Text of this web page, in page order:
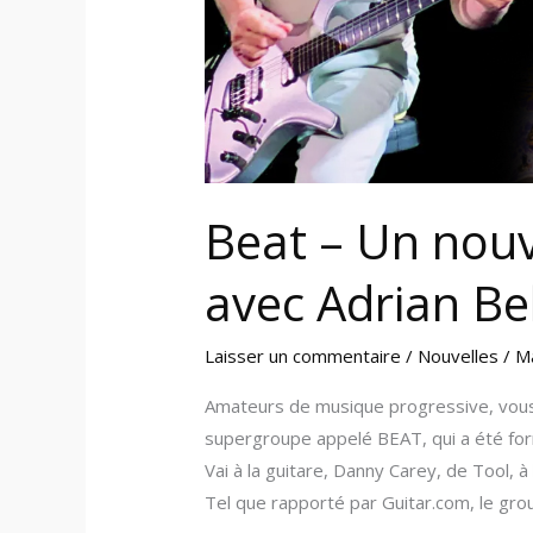
Beat – Un
avec Adrian
Laisser un commentaire / Nouvelles /
Amateurs de musique progressive,
supergroupe appelé BEAT, qui a été
Vai à la guitare, Danny Carey, de Tool,
Tel que rapporté par Guitar.com, le
et
Steve
Vai